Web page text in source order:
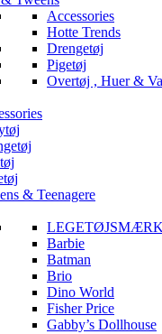
Accessories
Hotte Trends
Drengetøj
Pigetøj
Overtøj , Huer &
& Teenagere
Barbie
Batman
Brio
Dino World
Fisher Price
Gabby’s Dollhouse